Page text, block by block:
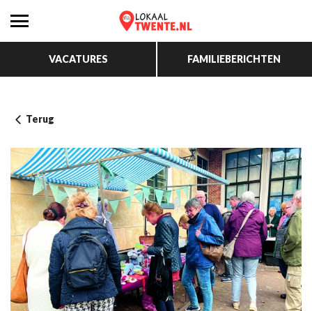
VACATURES FAMILIEBERICHTEN
Terug